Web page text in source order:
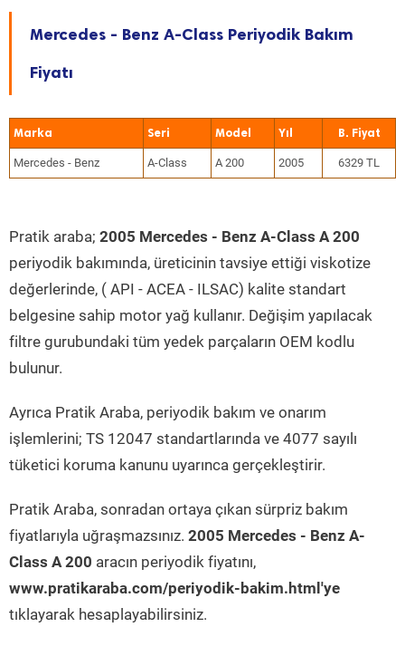
Mercedes - Benz A-Class Periyodik Bakım
Fiyatı
Marka Seri Model Yıl
Mercedes - Benz A-Class A 200 2005 6329 TL
Pratik araba; 2005 Mercedes - Benz A-Class A 200
periyodik bakımında, üreticinin tavsiye ettiği viskotize
değerlerinde, ( API - ACEA - ILSAC) kalite standart
belgesine sahip motor yağ kullanır. Değişim yapılacak
filtre gurubundaki tüm yedek parçaların OEM kodlu
bulunur.
Ayrıca Pratik Araba, periyodik bakım ve onarım
işlemlerini; TS 12047 standartlarında ve 4077 sayılı
tüketici koruma kanunu uyarınca gerçekleştirir.
Pratik Araba, sonradan ortaya çıkan sürpriz bakım
fiyatlarıyla uğraşmazsınız. 2005 Mercedes - Benz A-
Class A 200 aracın periyodik fiyatını,
www.pratikaraba.com/periyodik-bakim.html'ye
tıklayarak hesaplayabilirsiniz.